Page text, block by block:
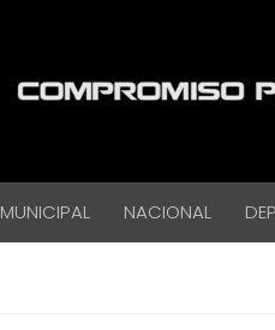
MUNICIPAL NACIONAL